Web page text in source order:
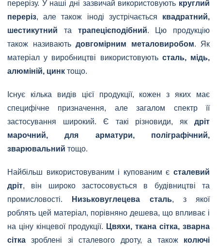
перерізу. У наші дні зазвичай використовують круглий
переріз, але також іноді зустрічається квадратний,
шестикутний та трапецієподібний. Цю продукцію
також називають довгомірним металовиробом. Як
матеріал у виробництві використовують сталь, мідь,
алюміній, цинк тощо.
Існує кілька видів цієї продукції, кожен з яких має
специфічне призначення, але загалом спектр її
застосування широкий. Є такі різновиди, як дріт
марочний, для арматури, поліграфічний,
зварювальний тощо.
Найбільш використовуваним і купованим є сталевий
дріт, він широко застосовується в будівництві та
промисловості.
Низьковуглецева сталь, з якої
роблять цей матеріал, порівняно дешева, що впливає і
на ціну кінцевої продукції. Цвяхи, ткана сітка, зварна
сітка зроблені зі сталевого дроту, а також колючі